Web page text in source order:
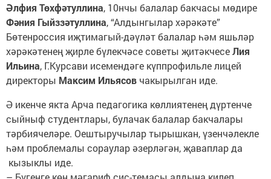
Әлфия Төхфәтуллина, 10нчы балалар бакчасы мөдире
Фәния Гыйззәтуллина, “Алдынгылар хәрәкәте”
Бөтенроссия иҗтимагый-дәүләт балалар һәм яшьләр
хәрәкәтенең җирле бүлекчәсе советы җитәкчесеЛия
Ильина, Г.Курсави исемендәге күппрофильле лицей
директоры Максим Ильясов чакырылган иде.
Ә икенче якта Арча педагогика көллиятенең дүртенче
сыйныф студентлары, булачак балалар бакчалары
тәрбиячеләре. Оештыручылар тырышкан, үзенчәлекле
һәм проблемалы сораулар әзерләгән, җаваплар да
кызыклы иде.